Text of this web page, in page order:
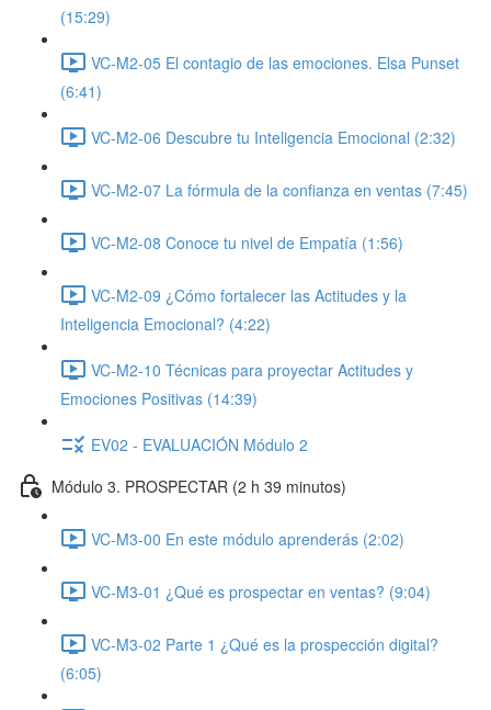
(15:29)
VC-M2-05 El contagio de las emociones. Elsa Punset
(6:41)
VC-M2-06 Descubre tu Inteligencia Emocional (2:32)
VC-M2-07 La fórmula de la confianza en ventas (7:45)
VC-M2-08 Conoce tu nivel de Empatía (1:56)
VC-M2-09 ¿Cómo fortalecer las Actitudes y la
Inteligencia Emocional? (4:22)
VC-M2-10 Técnicas para proyectar Actitudes y
Emociones Positivas (14:39)
EV02 - EVALUACIÓN Módulo 2
Módulo 3. PROSPECTAR (2 h 39 minutos)
VC-M3-00 En este módulo aprenderás (2:02)
VC-M3-01 ¿Qué es prospectar en ventas? (9:04)
VC-M3-02 Parte 1 ¿Qué es la prospección digital?
(6:05)